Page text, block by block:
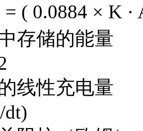
( 0.0884 × K ·
存储的能量
线性充电量
dt)